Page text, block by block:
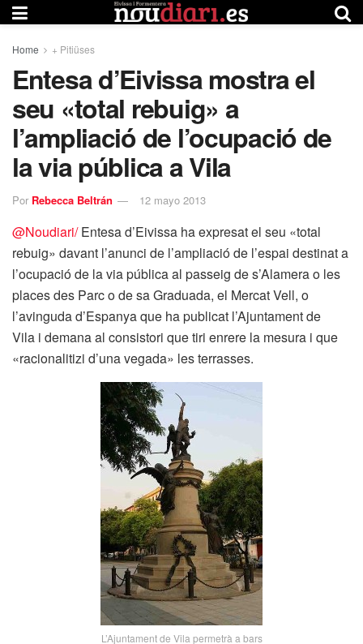
Home + Pitiüses
Entesa d’Eivissa mostra el
seu «total rebuig» a
l’ampliació de l’ocupació de
la via pública a Vila
Por Rebecca Beltrán 12 mayo 2013
@Noudiari/Entesa d’Eivissa ha expresat el seu «total
rebuig» davant l’anunci de l’ampliació de l’espai destinat a
l’ocupació de la via pública al passeig de s’Alamera o les
places des Parc o de sa Graduada, el Mercat Vell, o
l’avinguda d’Espanya que ha publicat l’Ajuntament de
Vila i demana al consistori que tiri enrere la mesura i que
«racionalitizi d’una vegada» les terrasses.
L’Ajuntament de Vila permetrà a bars